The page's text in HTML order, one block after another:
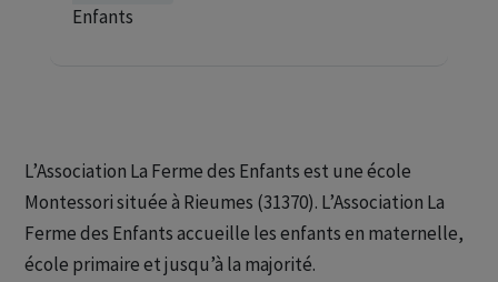
Enfants
L’Association La Ferme des Enfants est une école
Montessori située à Rieumes (31370). L’Association La
Ferme des Enfants accueille les enfants en maternelle,
école primaire et jusqu’à la majorité.